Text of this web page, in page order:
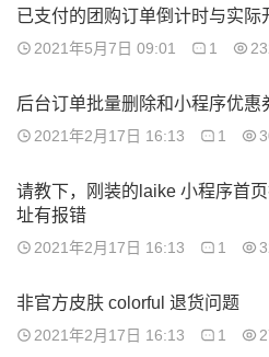
已支付的团购订单倒计时与实际
2021年5月7日 09:01 1
后台订单批量删除和小程序优惠
2021年2月17日 16:13 1
请教下，刚装的laike 小程序首
址有报错
2021年2月17日 16:13 1
非官方皮肤 colorful 退货问题
2021年2月17日 16:13 1